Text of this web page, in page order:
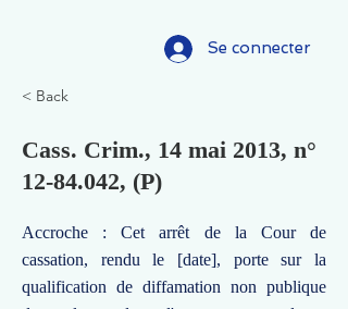
Se connecter
< Back
Cass. Crim., 14 mai 2013, n°
12-84.042, (P)
Accroche : Cet arrêt de la Cour de
cassation, rendu le [date], porte sur la
qualification de diffamation non publique